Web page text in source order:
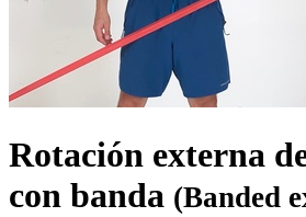
Rotación externa
con banda (Banded